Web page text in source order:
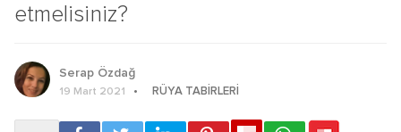
etmelisiniz?
Serap Özdağ
19 Mart 2021 RÜYA TABIRLERI